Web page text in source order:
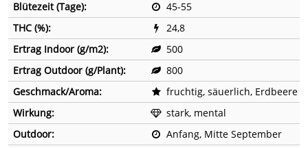
Blütezeit (Tage):
45-55
THC (%):
24,8
Ertrag Indoor (g/m2):
500
Ertrag Outdoor (g/Plant):
800
Geschmack/Aroma:
fruchtig, säuerlich, Erdbeere
Wirkung:
stark, mental
Outdoor:
Anfang, Mitte September